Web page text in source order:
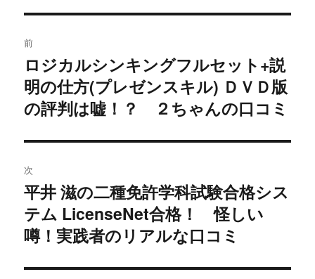
稿
ナ
ビ
ゲ
ー
シ
ョ
ン
前
過
去
の
稿:
ロジカルシンキングフルセット+説
明の仕方(プレゼンスキル) ＤＶＤ版
の評判は嘘！？ ２ちゃんの口コミ
次
次
の
投
平井 滋の二種免許学科試験合格シス
テム LicenseNet合格！ 怪しい
噂！実践者のリアルな口コミ